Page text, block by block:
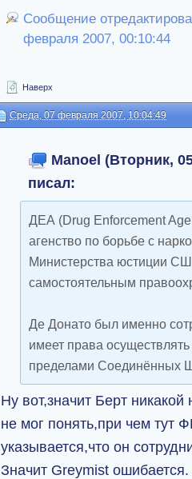
Сообщение
февраля 2007, 00:10:44
Наверх
Среда, 07 февраля 2007, 10:04:49
Manoel (Вторник,
писал:
ДЕА (Drug Enforcement
агенство по борьбе с
Министерства юстиции
самостоятельным
Де Донато был именно
имеет права
пределами Соединённых
Ну вот,значит Берт
не мог понять,при чем тут
указывается,что он
Значит Greymist